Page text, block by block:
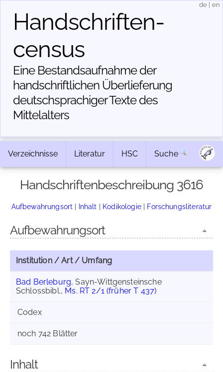
Handschriften­
census
Eine Bestandsaufnahme der
handschriftlichen Über­lieferung
deutschsprachiger Texte des
Mittelalters
de en
Verzeichnisse Literatur HSC Suche
Handschriftenbeschreibung 3616
Aufbewahrungsort | Inhalt | Kodikologie| Forschungsliteratur
Aufbewahrungsort
Institution / Art / Umfang
Bad Berleburg, Sayn-Wittgensteinsche
Schlossbibl., Ms. RT 2/1 (früher T 437)
Codex
noch 742 Blätter
Inhalt